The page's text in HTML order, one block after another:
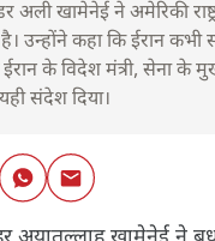
अली खामेनेई ने अमेरिकी
उन्होंने कहा कि ईरान कभी
के विदेश मंत्री, सेना के
संदेश दिया।